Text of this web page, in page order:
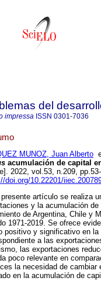
del
impressa ISSN 0301-7036
MUNOZ, Juan Alberto
acumulación de capital
2022, vol.53, n.209,
doi.org/10.22201/
presente artículo se realiza
y la acumulación
de Argentina, Chile y
1971-2019. Se ofrece
positivo y significativo en
a las
las exportaciones
poco relevante en
la necesidad de cambiar
en la acumulación de